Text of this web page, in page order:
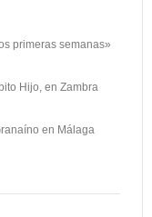
primeras semanas»
Hijo, en Zambra
en Málaga